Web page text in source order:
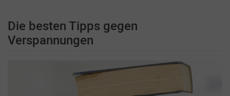
Die besten Tipps gegen
Verspannungen